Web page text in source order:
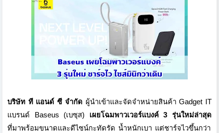
บริษัท ที แอนด์ ซี จำกัด ผู้นำเข้าและจัดจำหน่ายสินค้า Gadget IT
แบรนด์ Baseus (เบซุส) เผยโฉมพาวเวอร์แบงค์ 3 รุ่นใหม่ล่าสุด
ที่มาพร้อมขนาดและดีไซน์กะทัดรัด น้ำหนักเบา แต่ชาร์จไวขึ้นกว่า